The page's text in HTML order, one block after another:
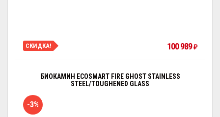
СКИДКА! 100 989₽
БИОКАМИН ECOSMART FIRE GHOST STAINLESS
STEEL/TOUGHENED GLASS
-3%